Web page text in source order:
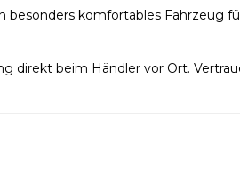
besonders komfortables Fahrzeug
direkt beim Händler vor Ort.